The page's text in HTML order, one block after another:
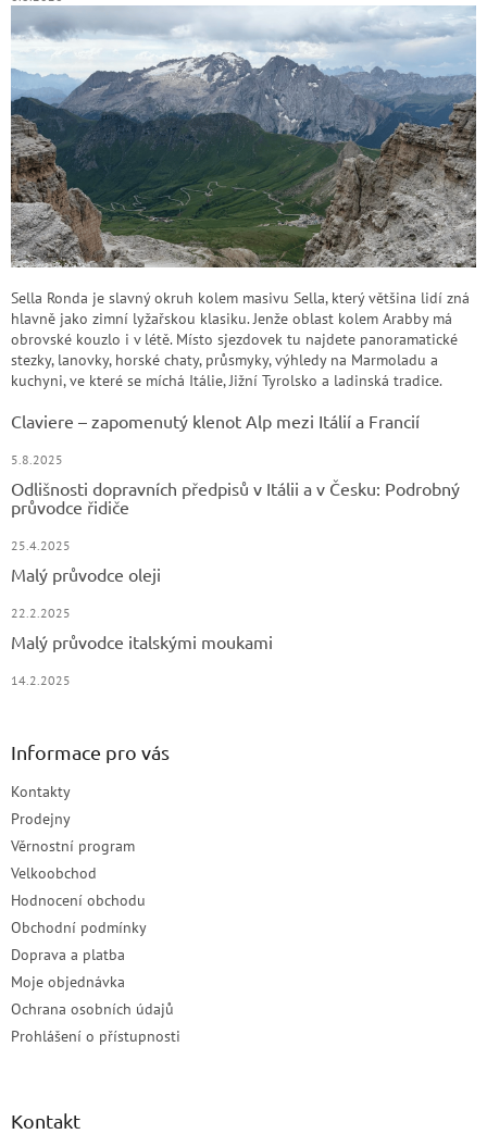
Sella Ronda je slavný okruh kolem masivu Sella, který většina lidí zná
hlavně jako zimní lyžařskou klasiku. Jenže oblast kolem Arabby má
obrovské kouzlo i v létě. Místo sjezdovek tu najdete panoramatické
stezky, lanovky, horské chaty, průsmyky, výhledy na Marmoladu a
kuchyni, ve které se míchá Itálie, Jižní Tyrolsko a ladinská tradice.
Claviere – zapomenutý klenot Alp mezi Itálií a Francií
5.8.2025
Odlišnosti dopravních předpisů v Itálii a v Česku: Podrobný
průvodce řidiče
25.4.2025
Malý průvodce oleji
22.2.2025
Malý průvodce italskými moukami
14.2.2025
Informace pro vás
Kontakty
Prodejny
Věrnostní program
Velkoobchod
Hodnocení obchodu
Obchodní podmínky
Doprava a platba
Moje objednávka
Ochrana osobních údajů
Prohlášení o přístupnosti
Kontakt